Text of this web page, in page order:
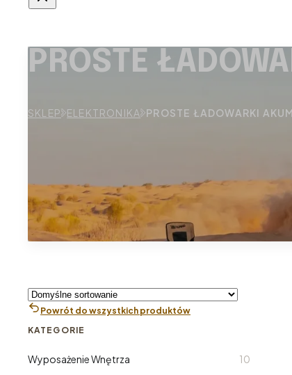
PROSTE
SKLEP ELEKTRONIKA PROSTE ŁADOWARKI
Powrót do wszystkich produktów
KATEGORIE
Wyposażenie Wnętrza 10